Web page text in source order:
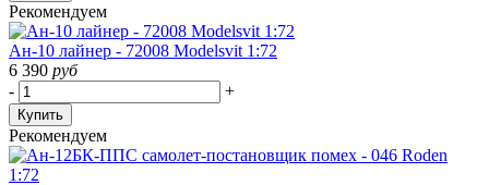
Рекомендуем
Ан-10 лайнер - 72008 Modelsvit 1:72
6 390 руб
-
+
Купить
Рекомендуем